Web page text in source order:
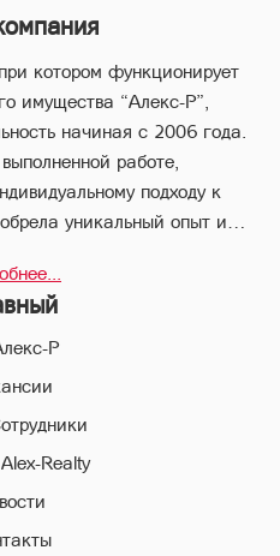
котором функционирует
имущества “Алекс-Р”,
начиная с 2006 года.
работе,
подходу к
уникальный опыт и
целый пакет
с наименьшими потерями во
виды сделок в сфере
высокой квалификации и
опыту, профессиональный
Р” поможет Вам совершить
Р
Realty